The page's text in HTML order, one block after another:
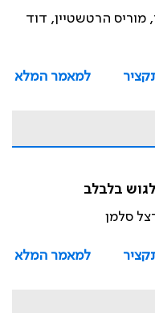
מוריס הרטשטיין, דוד
למאמר המלא
בלבלב
סלמן
למאמר המלא